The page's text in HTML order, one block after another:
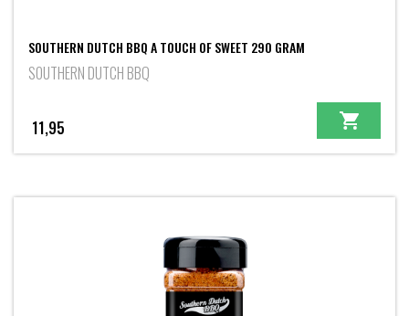
SOUTHERN DUTCH BBQ A TOUCH OF SWEET 290 GRAM
SOUTHERN DUTCH BBQ
11,95